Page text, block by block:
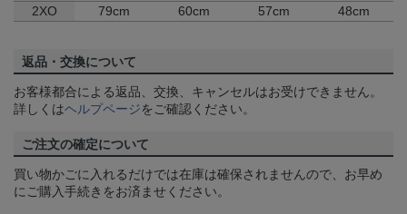
2XO
79cm 60cm 57cm 48cm
返品・交換について
お客様都合による返品、交換、キャンセルはお受けできません。
詳しくはヘルプページをご確認ください。
ご注文の確定について
買い物かごに入れるだけでは在庫は確保されませんので、お早め
にご購入手続きをお済ませください。